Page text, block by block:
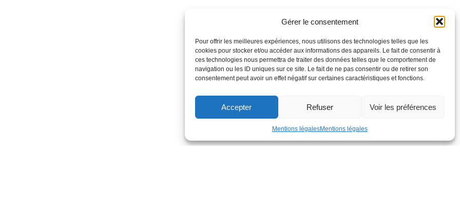
Gérer le consentement
Pour offrir les meilleures expériences, nous utilisons des technologies telles que les
cookies pour stocker et/ou accéder aux informations des appareils. Le fait de consentir à
ces technologies nous permettra de traiter des données telles que le comportement de
navigation ou les ID uniques sur ce site. Le fait de ne pas consentir ou de retirer son
consentement peut avoir un effet négatif sur certaines caractéristiques et fonctions.
Accepter Refuser Voir les préférences
Mentions légalesMentions légales